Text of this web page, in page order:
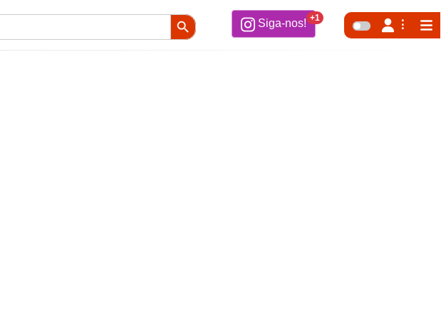
Search Button
Siga-nos! +1